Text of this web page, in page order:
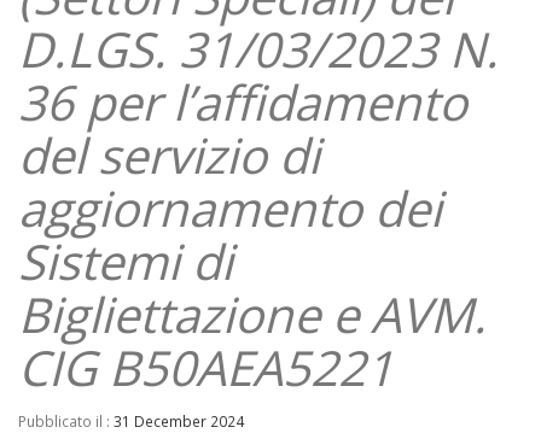
D.LGS. 31/03/2023 N.
36 per l’affidamento
del servizio di
aggiornamento dei
Sistemi di
Bigliettazione e AVM.
CIG B50AEA5221
Pubblicato il : 31 December 2024